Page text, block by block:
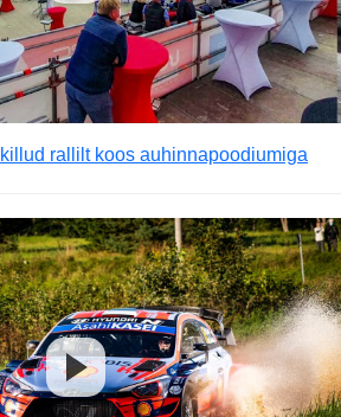
rallilt koos auhinnapoodiumiga